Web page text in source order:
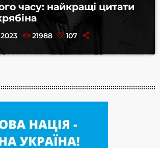
часу: найкращі цитати
21988 107